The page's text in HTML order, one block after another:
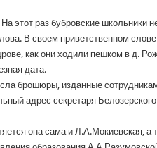
этот раз бубровские школьники
В своем приветственном
как они ходили пешком в д.
дата.
брошюры, изданные
адрес секретаря
она сама и Л.А.Мокиевская, а